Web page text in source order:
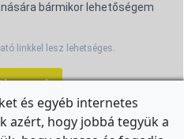
bármikor lehetőségem
linkkel lesz lehetséges.
és egyéb internetes
azért, hogy jobbá tegyük a